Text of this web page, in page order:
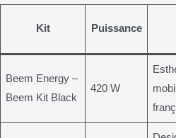
Kit Puissance
Beem Energy –
Beem Kit Black
420 W